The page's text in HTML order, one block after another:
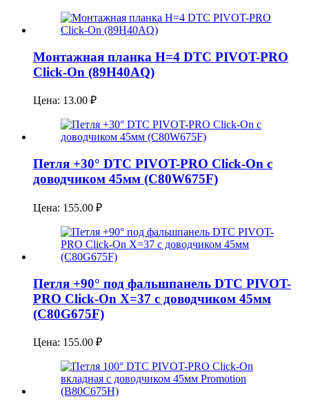
Монтажная планка H=4 DTC PIVOT-PRO
Click-On (89H40AQ)
Цена: 13.00 ₽
Петля +30° DTC PIVOT-PRO Click-On с
доводчиком 45мм (C80W675F)
Цена: 155.00 ₽
Петля +90° под фальшпанель DTC PIVOT-
PRO Click-On Х=37 с доводчиком 45мм
(С80G675F)
Цена: 155.00 ₽